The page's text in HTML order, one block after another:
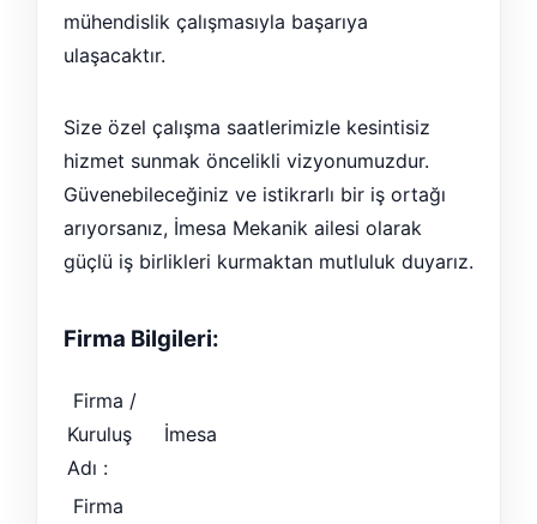
mühendislik çalışmasıyla başarıya
ulaşacaktır.
Size özel çalışma saatlerimizle kesintisiz
hizmet sunmak öncelikli vizyonumuzdur.
Güvenebileceğiniz ve istikrarlı bir iş ortağı
arıyorsanız, İmesa Mekanik ailesi olarak
güçlü iş birlikleri kurmaktan mutluluk duyarız.
Firma Bilgileri:
Firma /
Kuruluş
Adı :
İmesa
Firma